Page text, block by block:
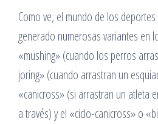
Como ve, el mundo de los
generado numerosas variantes en
«mushing» (cuando los perros
joring» (cuando arrastran un
«canicross» (si arrastran un atleta
a través) y el «ciclo-canicross» o